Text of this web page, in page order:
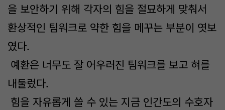
을 보안하기 위해 각자의 힘을 절묘하게 맞춰서
환상적인 팀워크로 약한 힘을 메꾸는 부분이 엿보
였다.
예환은 너무도 잘 어우러진 팀워크를 보고 혀를
내둘렀다.
힘을 자유롭게 쓸 수 있는 지금 인간도의 수호자